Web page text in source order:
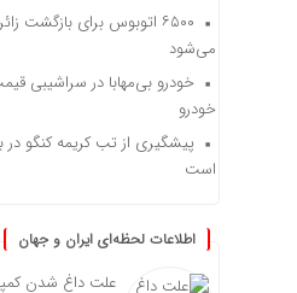
۶۵۰۰ اتوبوس برای بازگشت
می‌شود
خودرو بی‌مهابا در سراشیبی
خودرو
پیشگیری از تب کریمه کنگو در
است
اطلاعات لحظه‌ای ایران و جهان
علت داغ شدن